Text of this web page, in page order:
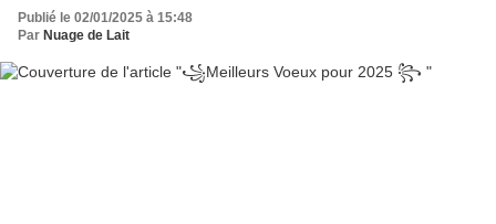
Publié le 02/01/2025 à 15:48
Par Nuage de Lait